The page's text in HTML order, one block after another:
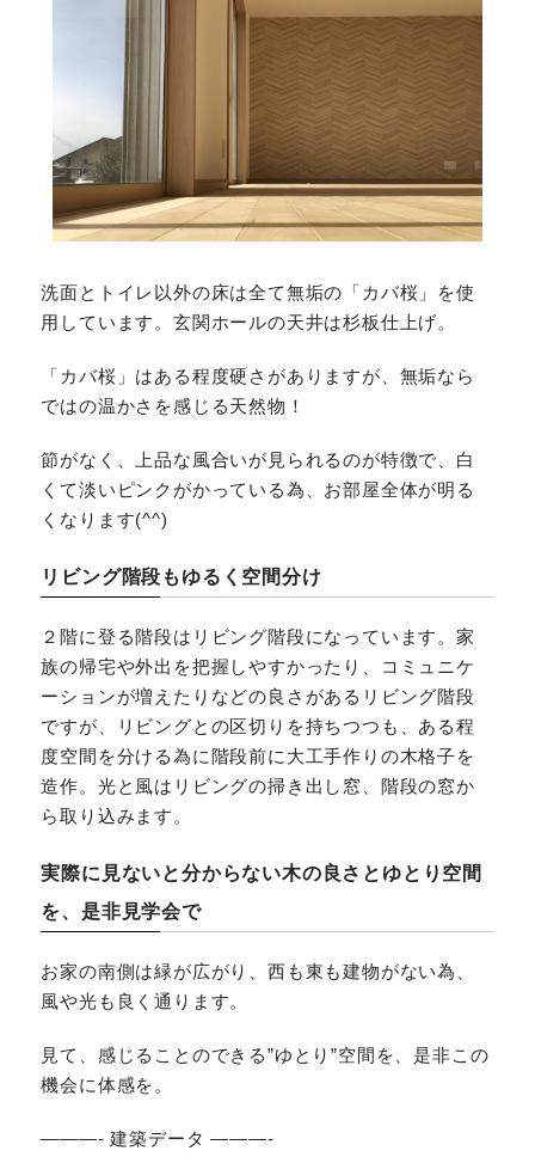
洗面とトイレ以外の床は全て無垢の「カバ桜」を使
用しています。玄関ホールの天井は杉板仕上げ。
「カバ桜」はある程度硬さがありますが、無垢なら
ではの温かさを感じる天然物！
節がなく、上品な風合いが見られるのが特徴で、白
くて淡いピンクがかっている為、お部屋全体が明る
くなります(^^)
リビング階段もゆるく空間分け
２階に登る階段はリビング階段になっています。家
族の帰宅や外出を把握しやすかったり、コミュニケ
ーションが増えたりなどの良さがあるリビング階段
ですが、リビングとの区切りを持ちつつも、ある程
度空間を分ける為に階段前に大工手作りの木格子を
造作。光と風はリビングの掃き出し窓、階段の窓か
ら取り込みます。
実際に見ないと分からない木の良さとゆとり空間
を、是非見学会で
お家の南側は緑が広がり、西も東も建物がない為、
風や光も良く通ります。
見て、感じることのできる”ゆとり”空間を、是非この
機会に体感を。
———- 建築データ ———-